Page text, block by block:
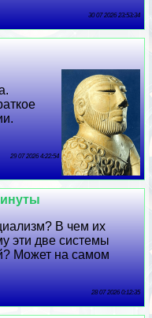
30 07 2026 23:53:34
29 07 2026 4:22:54
В чем их
эти две системы
Может на самом
28 07 2026 0:12:35